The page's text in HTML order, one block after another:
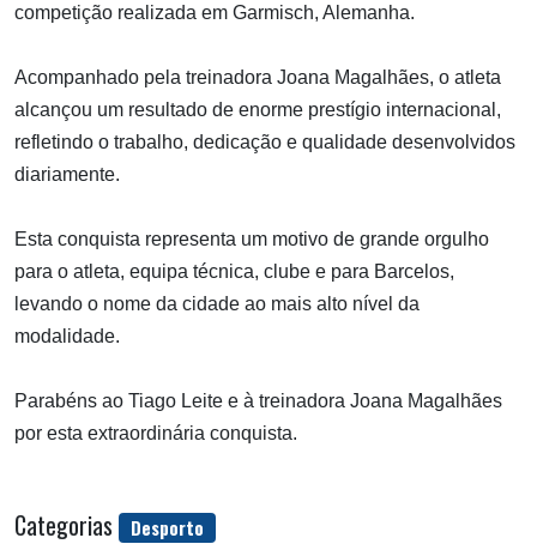
competição realizada em Garmisch, Alemanha.
Acompanhado pela treinadora Joana Magalhães, o atleta
alcançou um resultado de enorme prestígio internacional,
refletindo o trabalho, dedicação e qualidade desenvolvidos
diariamente.
Esta conquista representa um motivo de grande orgulho
para o atleta, equipa técnica, clube e para Barcelos,
levando o nome da cidade ao mais alto nível da
modalidade.
Parabéns ao Tiago Leite e à treinadora Joana Magalhães
por esta extraordinária conquista.
Categorias Desporto